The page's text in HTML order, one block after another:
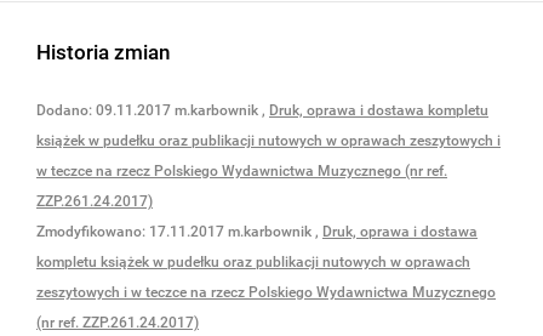
Historia zmian
Dodano: 09.11.2017 m.karbownik , Druk, oprawa i dostawa kompletu
książek w pudełku oraz publikacji nutowych w oprawach zeszytowych i
w teczce na rzecz Polskiego Wydawnictwa Muzycznego (nr ref.
ZZP.261.24.2017)
Zmodyfikowano: 17.11.2017 m.karbownik , Druk, oprawa i dostawa
kompletu książek w pudełku oraz publikacji nutowych w oprawach
zeszytowych i w teczce na rzecz Polskiego Wydawnictwa Muzycznego
(nr ref. ZZP.261.24.2017)